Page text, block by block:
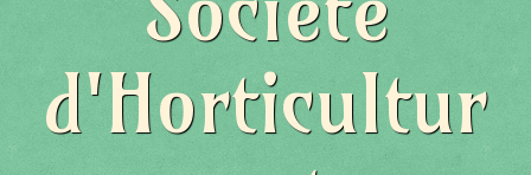
d'Horticultur